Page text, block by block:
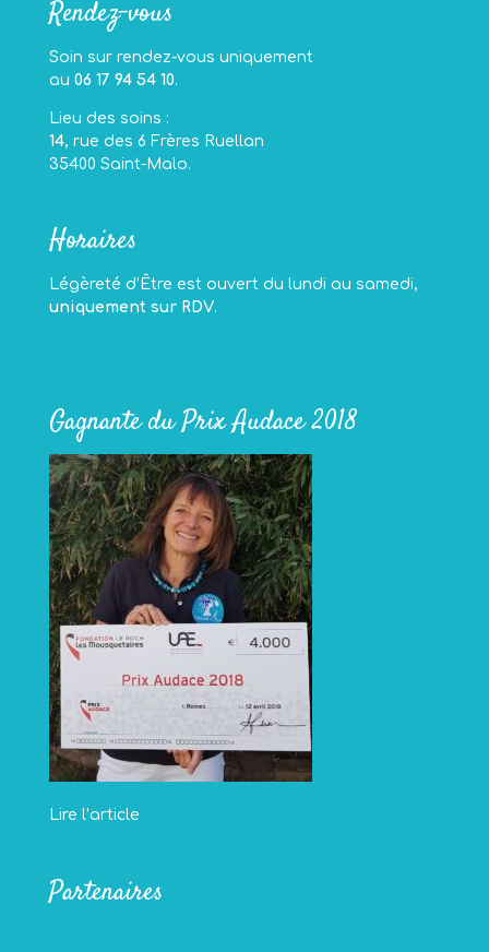
Rendez-vous
Soin sur rendez-vous uniquement
au 06 17 94 54 10.
Lieu des soins :
14, rue des 6 Frères Ruellan
35400 Saint-Malo.
Horaires
Légèreté d’Être est ouvert du lundi au samedi,
uniquement sur RDV.
Gagnante du Prix Audace 2018
Lire l’article
Partenaires